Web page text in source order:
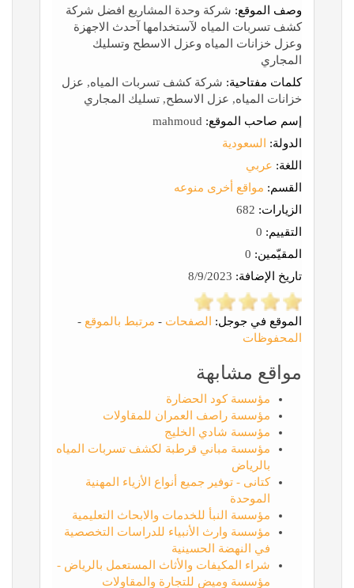
وصف الموقع: شركة وحدة المشاريع افضل شركة
كشف تسربات المياه لآستخدامها آحدث الاجهزة
وعزل خزانات المياه وعزل الاسطح وتسليك
المجاري
كلمات مفتاحية: شركة كشف تسربات المياه, عزل
خزانات المياه, عزل الاسطح, تسليك المجاري
إسم صاحب الموقع:
الدولة:
السعودية
اللغة: عربي
القسم: مواقع أخرى منوعه
الزيارات:
التقييم:
المقيّمين:
تاريخ الإضافة:
الموقع في جوجل: الصفحات - مرتبط بالموقع -
المحفوظات
مواقع مشابهة
مؤسسة كود الحضارة
مؤسسة راصف العمران للمقاولات
مؤسسة شادي الخليج
مؤسسة مباني قرطبة لكشف تسربات المياه
بالرياض
كتانى - توفير جميع أنواع الأزياء المهنية
الموحدة
مؤسسة النبأ للخدمات والابحاث التعليمية
مؤسسة وارث الأنبياء للدراسات التخصصية
في النهضة الحسينية
شراء المكيفات والأثاث المستعمل بالرياض -
مؤسسة وميض للتجارة والمقاولات